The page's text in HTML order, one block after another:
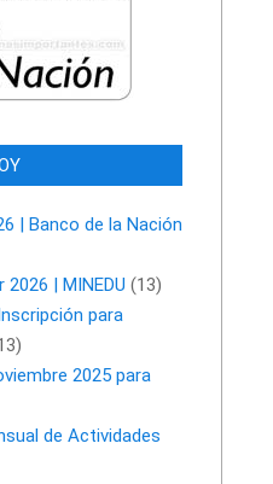
| Banco de la Nación
| MINEDU (13)
para
2025 para
de Actividades